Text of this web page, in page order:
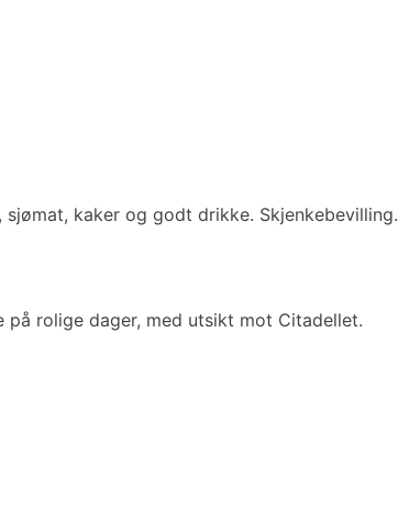
kaker og godt drikke. Skjenkebevilling.
rolige dager, med utsikt mot Citadellet.